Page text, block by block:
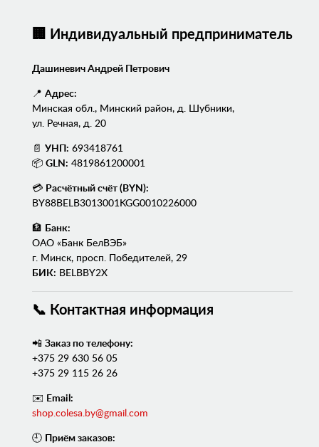
🏢 Индивидуальный предприниматель
Дашиневич Андрей Петрович
📍 Адрес:
Минская обл., Минский район, д. Шубники,
ул. Речная, д. 20
📄 УНП: 693418761
📦 GLN: 4819861200001
💳 Расчётный счёт (BYN):
BY88BELB3013001KGG0010226000
🏦
Банк:
ОАО «Банк БелВЭБ»
г. Минск, просп. Победителей, 29
БИК: BELBBY2X
📞 Контактная информация
📲 Заказ по телефону:
+375 29 630 56 05
+375 29 115 26 26
✉️ Email:
shop.colesa.by@gmail.com
🕘 Приём заказов: